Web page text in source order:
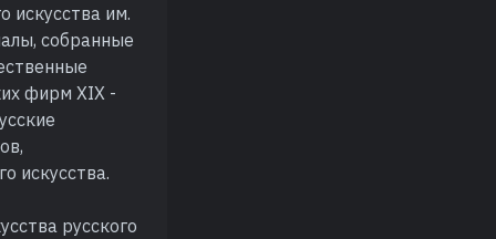
искусства им.
собранные
фирм XIX -
искусства.
русского